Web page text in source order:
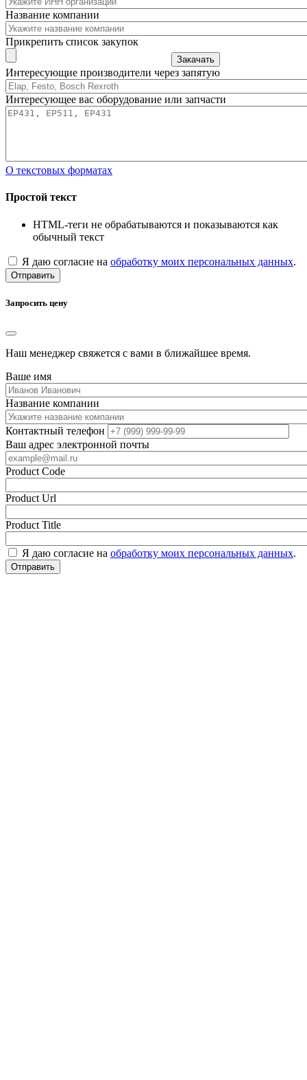
Название компании
Прикрепить список закупок
Закачать
Интересующие производители через запятую
Интересующее вас оборудование или запчасти
О текстовых форматах
Простой текст
HTML-теги не обрабатываются и показываются как
обычный текст
Я даю согласие на обработку моих персональных данных.
Отправить
Запросить цену
Наш менеджер свяжется с вами в ближайшее время.
Ваше имя
Название компании
Контактный телефон
Ваш адрес электронной почты
Product Code
Product Url
Product Title
Я даю согласие на обработку моих персональных данных.
Отправить